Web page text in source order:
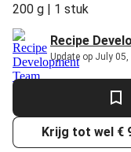
200 g | 1 stuk
Recipe
Update op July 05,
Krijg tot wel €